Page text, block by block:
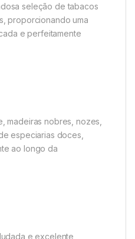
seleção de tabacos
proporcionando uma
e perfeitamente
madeiras nobres, nozes,
especiarias doces,
ao longo da
e excelente